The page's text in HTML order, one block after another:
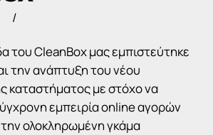
του CleanBox μας εμπιστεύτηκε
την ανάπτυξη του νέου
καταστήματος με στόχο να
εμπειρία online αγορών
την ολοκληρωμένη γκάμα